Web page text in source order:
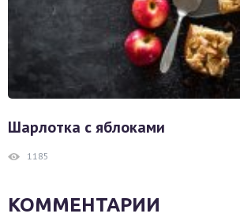
Шарлотка с яблоками
1185
КОММЕНТАРИИ